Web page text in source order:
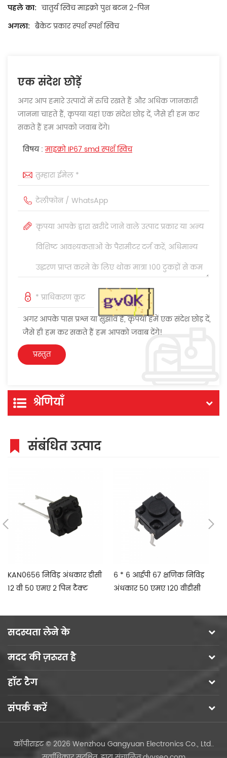
पहले का: चातुर्य स्विच माइक्रो पुश बटन 2-पिन
अगला: ब्रैकेट प्रकार स्पर्श स्पर्श स्विच
एक संदेश छोड़ें
अगर आप हमारे उत्पादों में रुचि रखते हैं और अधिक जानकारी
जानना चाहते हैं, कृपया यहां एक संदेश छोड़ दें, जैसे ही हम कर
सकते हैं हम आपको जवाब देंगे।
विषय :माइक्रो IP67 smd स्पर्श स्विच
अगर आपके पास प्रश्न या सुझाव हैं, कृपया हमें एक संदेश छोड़ दें,
जैसे ही हम कर सकते हैं हम आपको जवाब देंगे!
श्रेणियाँ
संबंधित उत्पाद
KAN0656 निविड़ अंधकार डीसी
12 वी 50 एमए 2 पिन टैक्ट
6 * 6 आईपी 67 क्षणिक निविड़
अंधकार 50 एमए 120 वीडीसी
सदस्यता लेने के
मदद की ज़रूरत है
हॉट टैग
संपर्क करें
कॉपीराइट © 2026 Wenzhou Gangyuan Electronics Co., Ltd..